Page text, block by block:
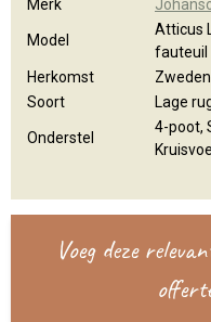
Merk
Model
Atticus
fauteuil
Herkomst
Zweden
Soort
Lage
Onderstel
4-poot,
Voeg deze